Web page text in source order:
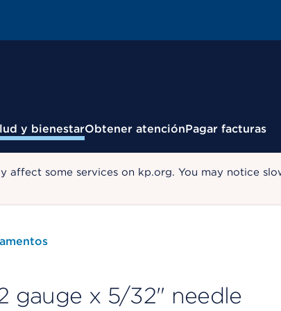
y bienestarObtener atenciónPagar facturas
affect some services on kp.org. You may notice
gauge x 5/32" needle